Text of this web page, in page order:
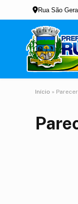
Rua São
Início »